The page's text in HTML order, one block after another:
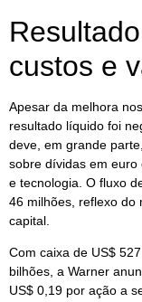
custos e
Apesar da melhora
resultado líquido foi
deve, em grande
sobre dívidas em
e tecnologia. O fluxo
46 milhões, reflexo do
capital.
Com caixa de US$
bilhões, a Warner
US$ 0,19 por ação a